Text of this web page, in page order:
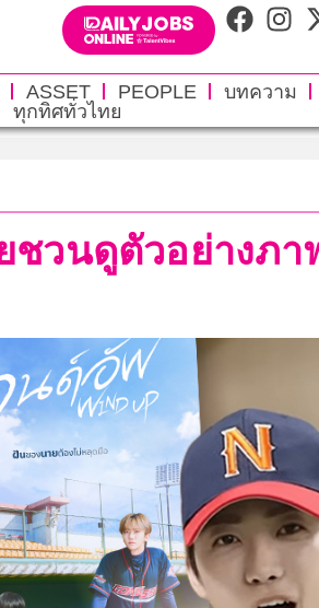
ASSET PEOPLE บทความ
ทุกทิศทั่วไทย
วนดูตัวอย่างภา